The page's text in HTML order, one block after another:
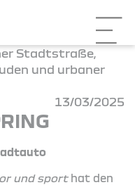
13/03/2025
und sporthat den